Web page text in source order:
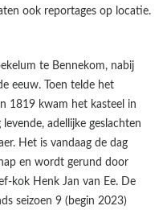
ook reportages op locatie.
te Bennekom, nabij
eeuw. Toen telde het
1819 kwam het kasteel in
adellijke geslachten
Het is vandaag de dag
en wordt gerund door
kok Henk Jan van Ee. De
seizoen 9 (begin 2023)